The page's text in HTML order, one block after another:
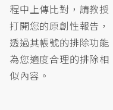
程中上傳比對，請教授
打開您的原創性報告，
透過其帳號的排除功能
為您適度合理的排除相
似內容。